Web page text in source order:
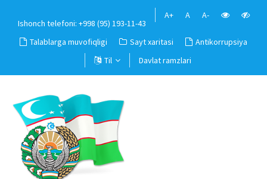
Ishonch telefoni: +998 (95) 193-11-43
A+ A A-
Talablarga muvofiqligi Sayt xaritasi
Antikorrupsiya
Til
Davlat ramzlari